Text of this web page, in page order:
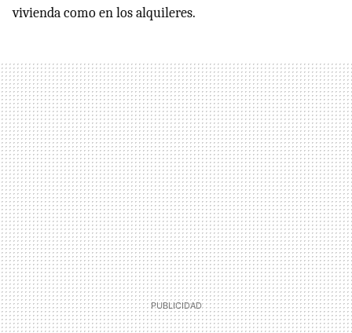
vivienda como en los alquileres.